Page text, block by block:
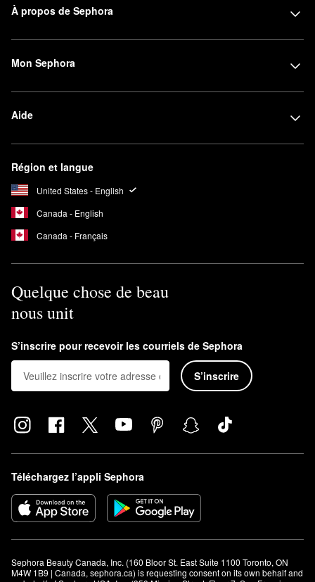
À propos de Sephora
Mon Sephora
Aide
Région et langue
United States - English
Canada - English
Canada - Français
Quelque chose de beau
nous unit
S’inscrire pour recevoir les courriels de Sephora
S’inscrire
Téléchargez l’appli Sephora
Sephora Beauty Canada, Inc. (160 Bloor St. East Suite 1100 Toronto, ON
M4W 1B9 | Canada, sephora.ca) is requesting consent on its own behalf and